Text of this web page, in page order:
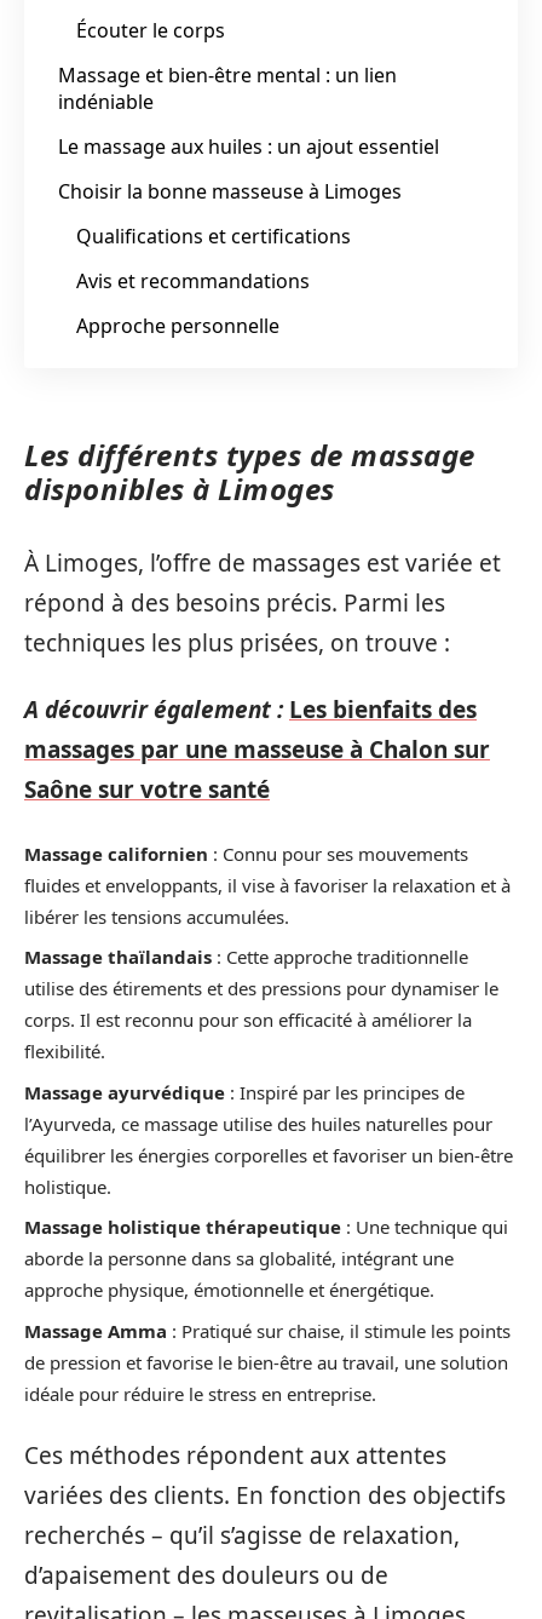
Écouter le corps
Massage et bien-être mental : un lien
indéniable
Le massage aux huiles : un ajout essentiel
Choisir la bonne masseuse à Limoges
Qualifications et certifications
Avis et recommandations
Approche personnelle
Les différents types de massage
disponibles à Limoges
À Limoges, l’offre de massages est variée et
répond à des besoins précis. Parmi les
techniques les plus prisées, on trouve :
A découvrir également : Les bienfaits des
massages par une masseuse à Chalon sur
Saône sur votre santé
Massage californien : Connu pour ses mouvements
fluides et enveloppants, il vise à favoriser la relaxation et à
libérer les tensions accumulées.
Massage thaïlandais : Cette approche traditionnelle
utilise des étirements et des pressions pour dynamiser le
corps. Il est reconnu pour son efficacité à améliorer la
flexibilité.
Massage ayurvédique : Inspiré par les principes de
l’Ayurveda, ce massage utilise des huiles naturelles pour
équilibrer les énergies corporelles et favoriser un bien-être
holistique.
Massage holistique thérapeutique : Une technique qui
aborde la personne dans sa globalité, intégrant une
approche physique, émotionnelle et énergétique.
Massage Amma : Pratiqué sur chaise, il stimule les points
de pression et favorise le bien-être au travail, une solution
idéale pour réduire le stress en entreprise.
Ces méthodes répondent aux attentes
variées des clients. En fonction des objectifs
recherchés – qu’il s’agisse de relaxation,
d’apaisement des douleurs ou de